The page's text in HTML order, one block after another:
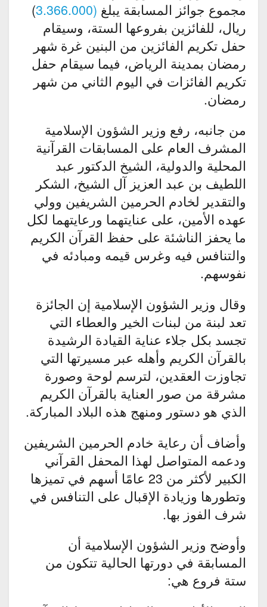
مجموع جوائز المسابقة يبلغ (3.366.000
)
ريال، للفائزين بفروعها الستة، وسيقام
حفل تكريم الفائزين من البنين غرة شهر
رمضان بمدينة الرياض، فيما سيقام حفل
تكريم الفائزات في اليوم الثاني من شهر
رمضان.
من جانبه، رفع وزير الشؤون الإسلامية
المشرف العام على المسابقات القرآنية
المحلية والدولية، الشيخ الدكتور عبد
اللطيف بن عبد العزيز آل الشيخ، الشكر
والتقدير لخادم الحرمين الشريفين وولي
عهده الأمين، على عنايتهما ورعايتهما لكل
ما يحفز الناشئة على حفظ القرآن الكريم
والتنافس فيه وغرس قيمه ومبادئه في
نفوسهم.
وقال وزير الشؤون الإسلامية إن الجائزة
تعد لبنة من لبنات الخير والعطاء التي
تجسد بكل جلاء عناية القيادة الرشيدة
بالقرآن الكريم وأهله عبر مسيرتها التي
تجاوزت العقدين، لترسم لوحة وصورة
مشرقة من صور العناية بالقرآن الكريم
الذي هو دستور ومنهج هذه البلاد المباركة.
وأضاف أن رعاية خادم الحرمين الشريفين
ودعمه المتواصل لهذا المحفل القرآني
الكبير لأكثر من 23 عامًا أسهم في تميزها
وتطورها وزيادة الإقبال على التنافس في
شرف الفوز بها.
وأوضح وزير الشؤون الإسلامية أن
المسابقة في دورتها الحالية تتكون من
ستة فروع هي: